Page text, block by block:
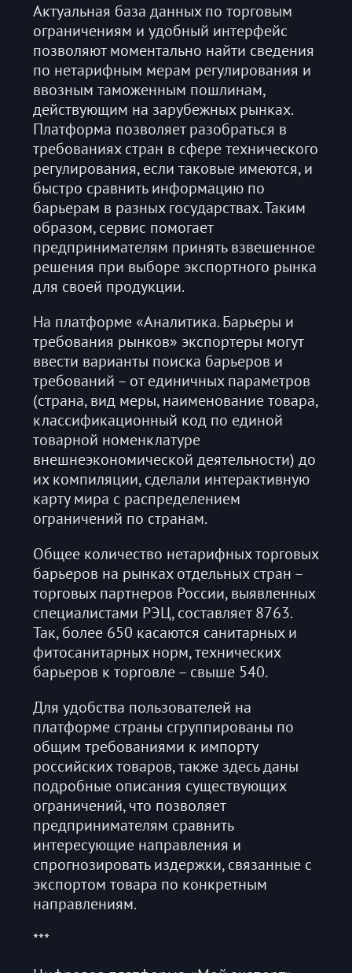
Актуальная база данных по торговым
ограничениям и удобный интерфейс
позволяют моментально найти сведения
по нетарифным мерам регулирования и
ввозным таможенным пошлинам,
действующим на зарубежных рынках.
Платформа позволяет разобраться в
требованиях стран в сфере технического
регулирования, если таковые имеются, и
быстро сравнить информацию по
барьерам в разных государствах. Таким
образом, сервис помогает
предпринимателям принять взвешенное
решения при выборе экспортного рынка
для своей продукции.
На платформе «Аналитика. Барьеры и
требования рынков» экспортеры могут
ввести варианты поиска барьеров и
требований – от единичных параметров
(страна, вид меры, наименование товара,
классификационный код по единой
товарной номенклатуре
внешнеэкономической деятельности) до
их компиляции, сделали интерактивную
карту мира с распределением
ограничений по странам.
Общее количество нетарифных торговых
барьеров на рынках отдельных стран –
торговых партнеров России, выявленных
специалистами РЭЦ, составляет 8763.
Так, более 650 касаются санитарных и
фитосанитарных норм, технических
барьеров к торговле – свыше 540.
Для удобства пользователей на
платформе страны сгруппированы по
общим требованиями к импорту
российских товаров, также здесь даны
подробные описания существующих
ограничений, что позволяет
предпринимателям сравнить
интересующие направления и
спрогнозировать издержки, связанные с
экспортом товара по конкретным
направлениям.
***